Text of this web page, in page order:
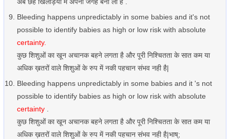
Bleeding happens unpredictably in some babies and it's not
possible to identify babies as high or low risk with absolute
certainty.
कुछ शिशुओं का खून अचानक बहने लगता है और पूरी निश्चितता के सात कम या
अधिक ख़तरों वाले शिशुओं के रुप में नकी पहचान संभव नही है|
Bleeding happens unpredictably in some babies and it 's not
possible to identify babies as high or low risk with absolute
certainty
कुछ शिशुओं का खून अचानक बहने लगता है और पूरी निश्चितता के सात कम या
अधिक ख़तरों वाले शिशुओं के रुप में नकी पहचान संभव नही है|भाष्;